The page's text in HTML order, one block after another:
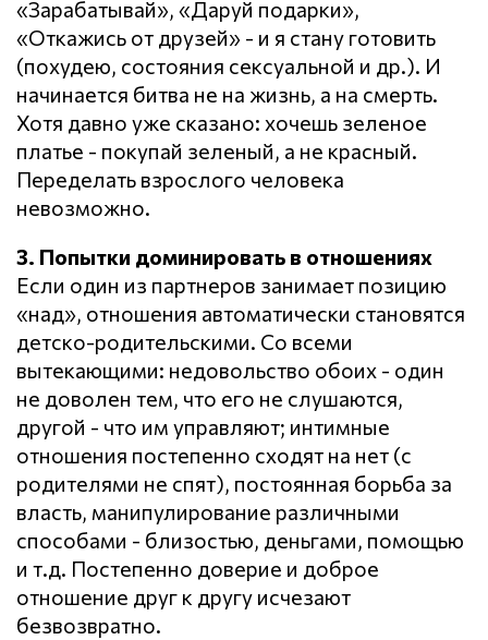
«Зарабатывай», «Даруй подарки»,
«Откажись от друзей» - и я стану готовить
(похудею, состояния сексуальной и др.). И
начинается битва не на жизнь, а на смерть.
Хотя давно уже сказано: хочешь зеленое
платье - покупай зеленый, а не красный.
Переделать взрослого человека
невозможно.
3. Попытки доминировать в отношениях
Если один из партнеров занимает позицию
«над», отношения автоматически становятся
детско-родительскими. Со всеми
вытекающими: недовольство обоих - один
не доволен тем, что его не слушаются,
другой - что им управляют; интимные
отношения постепенно сходят на нет (с
родителями не спят), постоянная борьба за
власть, манипулирование различными
способами - близостью, деньгами, помощью
и т.д. Постепенно доверие и доброе
отношение друг к другу исчезают
безвозвратно.